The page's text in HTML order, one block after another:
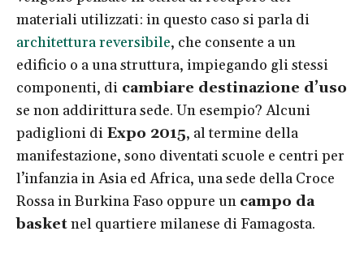
materiali utilizzati: in questo caso si parla di
architettura reversibile, che consente a un
edificio o a una struttura, impiegando gli stessi
componenti, di cambiare destinazione d’uso
se non addirittura sede. Un esempio? Alcuni
padiglioni di Expo 2015, al termine della
manifestazione, sono diventati scuole e centri per
l’infanzia in Asia ed Africa, una sede della Croce
Rossa in Burkina Faso oppure un campo da
basketnel quartiere milanese di Famagosta.